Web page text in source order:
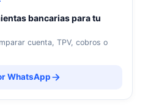
bancarias para tu
cuenta, TPV, cobros o
WhatsApp